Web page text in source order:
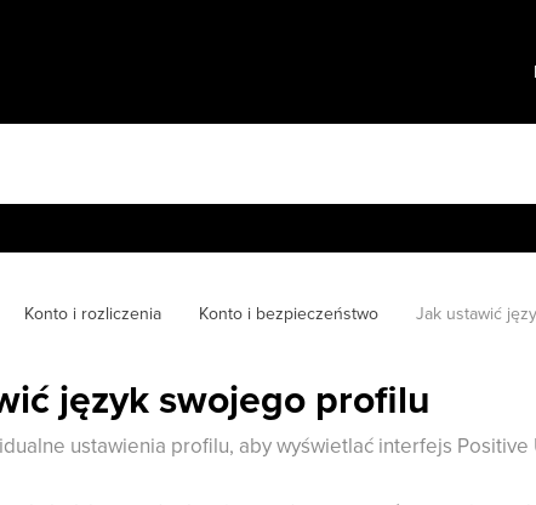
Konto i rozliczenia Konto i bezpieczeństwo Jak ustawić
język swojego profilu
ustawienia profilu, aby wyświetlać interfejs